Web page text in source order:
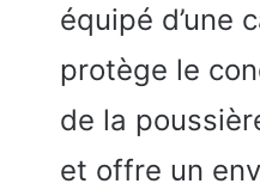
équipé d’une
protège le
de la
et offre un